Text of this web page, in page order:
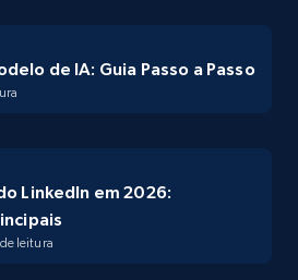
de IA: Guia Passo a Passo
LinkedIn em 2026:
leitura